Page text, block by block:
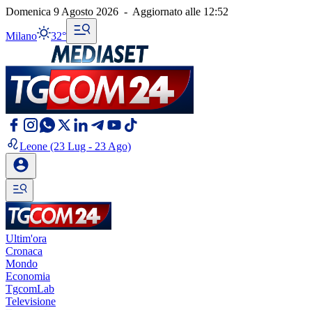
Domenica 9 Agosto 2026 - Aggiornato alle 12:52
Milano 32°
Leone (23 Lug - 23 Ago)
Ultim'ora
Cronaca
Mondo
Economia
TgcomLab
Televisione